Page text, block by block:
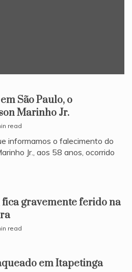
São Paulo, o
Marinho Jr.
read
informamos o falecimento do
Jr., aos 58 anos, ocorrido
gravemente ferido na
read
em Itapetinga